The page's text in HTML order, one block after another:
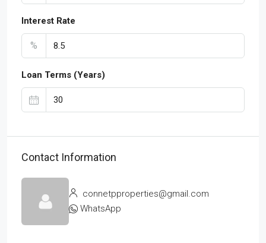
Interest Rate
%
Loan Terms (Years)
Contact Information
connetpproperties@gmail.com
WhatsApp